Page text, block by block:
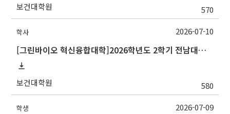
보건대학원 570
학사
[그린바이오 혁신융합대학]2026학년도 2학기 전남대학교 교류 수학 안내
보건대학원 580
2026-07-10
학생 2026-07-09